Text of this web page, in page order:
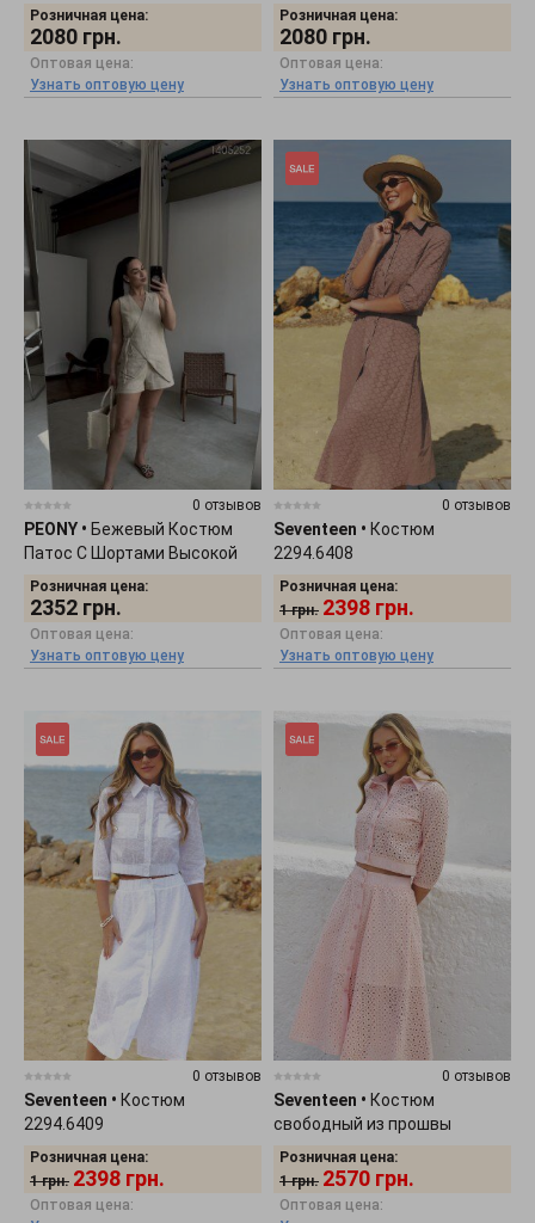
Розничная цена:
2080 грн.
Оптовая цена:
Узнать оптовую цену
Розничная цена:
2080 грн.
Оптовая цена:
Узнать оптовую цену
0 отзывов
PEONY • Бежевый Костюм
Патос С Шортами Высокой
Посадки 1405252
Розничная цена:
2352 грн.
Оптовая цена:
Узнать оптовую цену
0 отзывов
Seventeen • Костюм
2294.6408
Розничная цена:
1 грн. 2398 грн.
Оптовая цена:
Узнать оптовую цену
0 отзывов
Seventeen • Костюм
2294.6409
Розничная цена:
1 грн. 2398 грн.
Оптовая цена:
0 отзывов
Seventeen • Костюм
свободный из прошвы
пудровый 2294.6410
Розничная цена:
1 грн. 2570 грн.
Оптовая цена: